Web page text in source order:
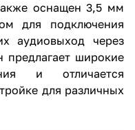
оснащен 3,5 мм
для подключения
аудиовыход через
предлагает широкие
и отличается
для различных